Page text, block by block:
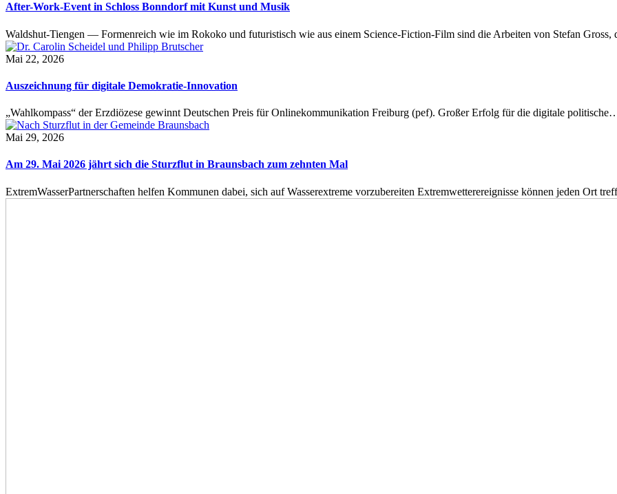
After-Work-Event in Schloss Bonndorf mit Kunst und Musik
Waldshut-Tiengen — Formenreich wie im Rokoko und futuristisch wie aus einem Science-Fiction-Film sind die Arbeiten von Stefan
Mai 22, 2026
Auszeichnung für digitale Demokratie-Innovation
„Wahlkompass“ der Erzdiözese gewinnt Deutschen Preis für Onlinekommunikation Freiburg (pef). Großer Erfolg für die digitale
Mai 29, 2026
Am 29. Mai 2026 jährt sich die Sturzflut in Braunsbach zum zehnten Mal
ExtremWasserPartnerschaften helfen Kommunen dabei, sich auf Wasserextreme vorzubereiten Extremwetterereignisse können jeden Ort